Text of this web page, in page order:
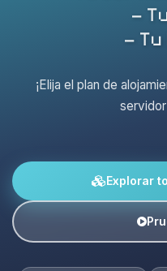
-
- Tu
¡Elija el plan de
Explorar